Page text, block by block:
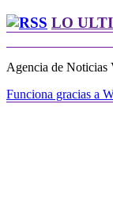
LO
Agencia de Noticias
Funciona gracias a